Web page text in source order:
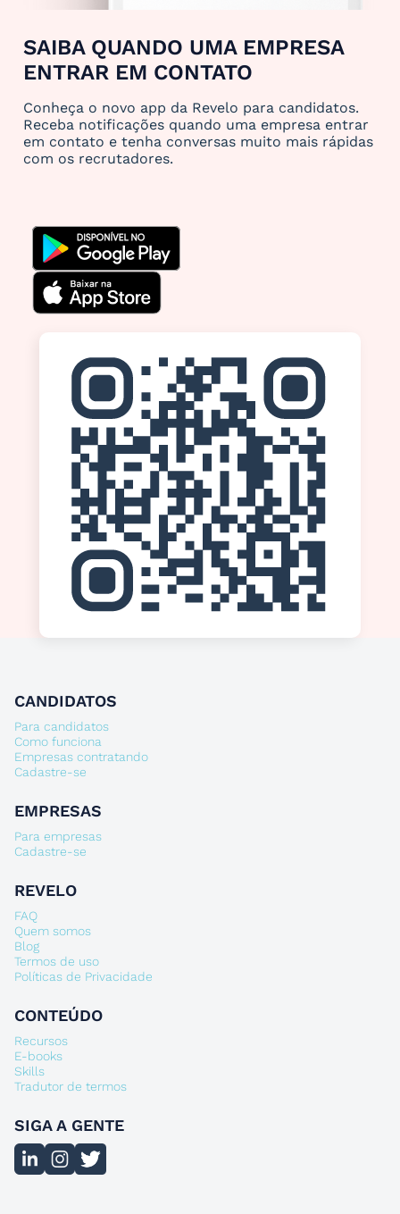
SAIBA QUANDO UMA EMPRESA
ENTRAR EM CONTATO
Conheça o novo app da Revelo para candidatos.
Receba notificações quando uma empresa entrar
em contato e tenha conversas muito mais rápidas
com os recrutadores.
CANDIDATOS
Para candidatos
Como funciona
Empresas contratando
Cadastre-se
EMPRESAS
Para empresas
Cadastre-se
REVELO
FAQ
Quem somos
Blog
Termos de uso
Políticas de Privacidade
CONTEÚDO
Recursos
E-books
Skills
Tradutor de termos
SIGA A GENTE